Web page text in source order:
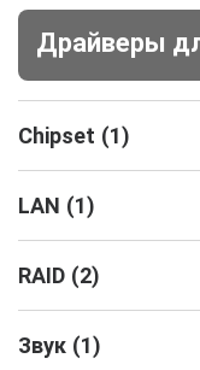
Драйверы
Chipset (1)
LAN (1)
RAID (2)
Звук (1)